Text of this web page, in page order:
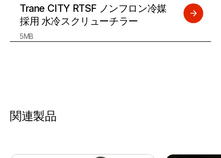
Trane CITY RTSF ノンフロン冷媒
採用 水冷スクリューチラー
5MB
関連製品